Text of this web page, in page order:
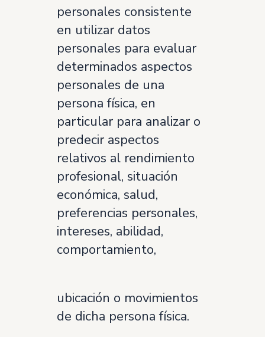
personales consistente
en utilizar datos
personales para evaluar
determinados aspectos
personales de una
persona física, en
particular para analizar o
predecir aspectos
relativos al rendimiento
profesional, situación
económica, salud,
preferencias personales,
intereses, abilidad,
comportamiento,
ubicación o movimientos
de dicha persona física.